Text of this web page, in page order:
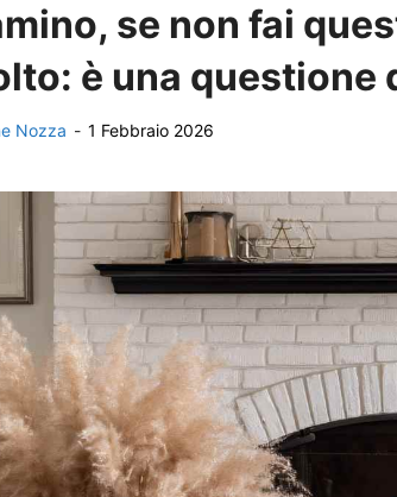
se non fai
è una questione
Nozza - 1 Febbraio 2026